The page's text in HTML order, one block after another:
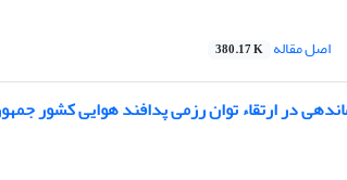
اصل مقاله 380.17 K
در ارتقاء توان رزمی پدافند هوایی کشور